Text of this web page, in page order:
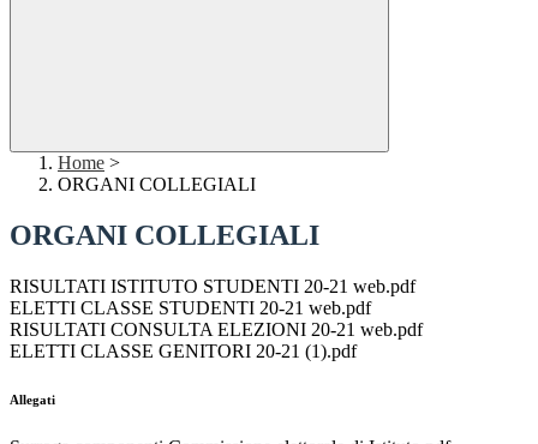
Home >
ORGANI COLLEGIALI
ORGANI COLLEGIALI
RISULTATI ISTITUTO STUDENTI 20-21 web.pdf
ELETTI CLASSE STUDENTI 20-21 web.pdf
RISULTATI CONSULTA ELEZIONI 20-21 web.pdf
ELETTI CLASSE GENITORI 20-21 (1).pdf
Allegati